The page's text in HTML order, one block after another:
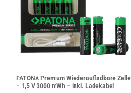
PATONA Premium Wiederaufladbare Zelle
– 1,5 V 3000 mWh – inkl. Ladekabel